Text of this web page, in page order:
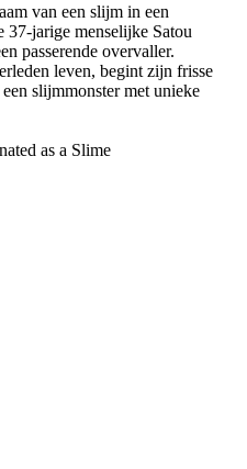
van een slijm in een
37-jarige menselijke Satou
passerende overvaller.
leven, begint zijn frisse
slijmmonster met unieke